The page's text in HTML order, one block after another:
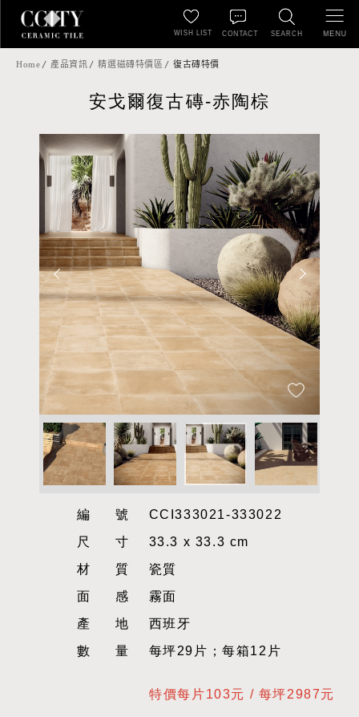
SEARCH
WISH LIST CONTACT MENU
Home 產品資訊 精選磁磚特價區 復古磚特價
安戈爾復古磚-赤陶棕
編號CCI333021-333022
尺寸33.3 x 33.3 cm
材質瓷質
面感霧面
產地西班牙
數量每坪29片；每箱12片
特價每片103元 / 每坪2987元